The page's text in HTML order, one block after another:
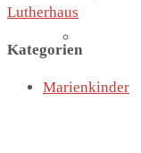
Lutherhaus
Kategorien
Marienkinder